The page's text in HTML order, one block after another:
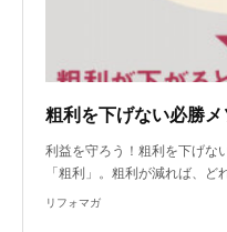
粗利を下げない必勝
利益を守ろう！粗利を下げな
「粗利」。粗利が減れば、
リフォマガ